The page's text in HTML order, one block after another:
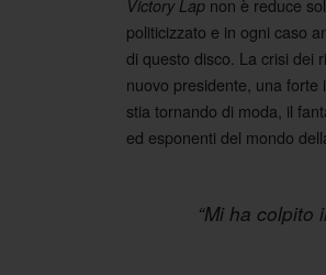
Victory Lap non è reduce
politicizzato e in ogni caso
di questo disco. La crisi dei
nuovo presidente, una forte
stia tornando di moda, il
ed esponenti del mondo
“Mi ha colpito